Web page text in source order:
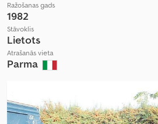
Ražošanas gads
1982
Stāvoklis
Lietots
Atrašanās vieta
Parma